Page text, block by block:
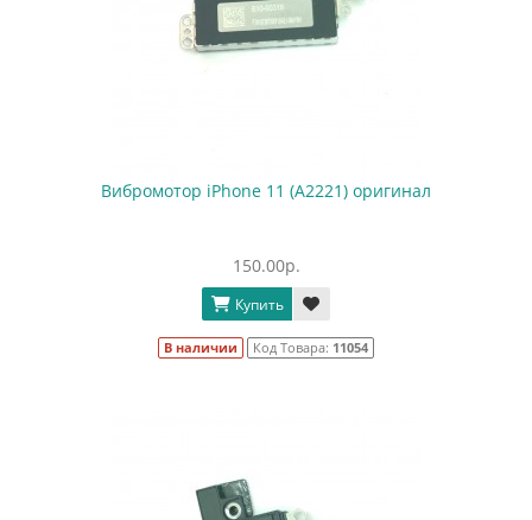
Вибромотор iPhone 11 (A2221) оригинал
150.00р.
Купить
В наличии Код Товара: 11054